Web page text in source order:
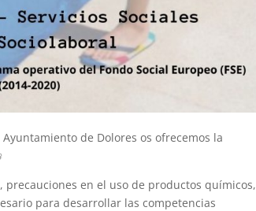
de Dolores os ofrecemos la
en el uso de productos químicos,
para desarrollar las competencias